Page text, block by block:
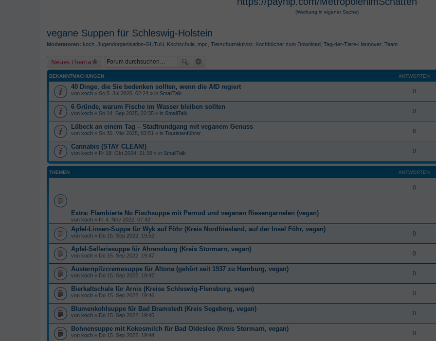
(Werbung in eigener Sache)
vegane Suppen für Schleswig-Holstein
Moderatoren: koch, Jugendorganisation-GUTuN , Kochschule, mpc, Tierschutzaktivist, Kochbücher zum Download, Tag-der-Tiere-Hannover, Team
Neues Thema
BEKANNTMACHUNGEN ANTWORTEN
40 Dinge, die Sie bedenken sollten, wenn die AfD regiert
von koch » So 5. Jul 2026, 02:24 » in SmallTalk 0
6 Gründe, warum Fische im Wasser bleiben sollten
von koch » So 14. Sep 2025, 22:35 » in SmallTalk 0
Lübeck an einem Tag – Stadtrundgang mit veganem Genuss
von koch » So 30. Mär 2025, 03:51 » in Touristenführer 8
Cannabis (STAY CLEAN!)
von koch » Fr 18. Okt 2024, 21:39 » in SmallTalk 0
THEMEN ANTWORTEN
Extra: Flambierte No Fischsuppe mit Pernod und veganen Riesengarnelen (vegan)
von koch » Fr 4. Nov 2022, 07:42
0
Apfel-Linsen-Suppe für Wyk auf Föhr (Kreis Nordfriesland, auf der Insel Föhr, vegan)
von koch » Do 15. Sep 2022, 19:52 0
Apfel-Selleriesuppe für Ahrensburg (Kreis Stormarn, vegan)
von koch » Do 15. Sep 2022, 19:47 0
Austernpilzcremesuppe für Altona (gehört seit 1937 zu Hamburg, vegan)
von koch » Do 15. Sep 2022, 19:47 0
Bierkaltschale für Arnis (Kreise Schleswig-Flensburg, vegan)
von koch » Do 15. Sep 2022, 19:46 0
Blumenkohlsuppe für Bad Bramstedt (Kreis Segeberg, vegan)
von koch » Do 15. Sep 2022, 19:45 0
Bohnensuppe mit Kokosmilch für Bad Oldesloe (Kreis Stormarn, vegan)
von koch » Do 15. Sep 2022, 19:44 0